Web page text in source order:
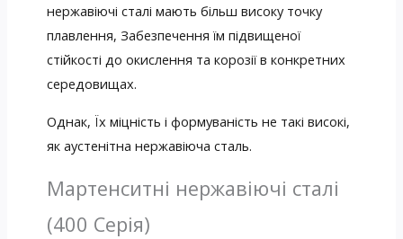
нержавіючі сталі мають більш високу точку
плавлення, Забезпечення їм підвищеної
стійкості до окислення та корозії в конкретних
середовищах.
Однак, Їх міцність і формуваність не такі високі,
як аустенітна нержавіюча сталь.
Мартенситні нержавіючі сталі
(400 Серія)